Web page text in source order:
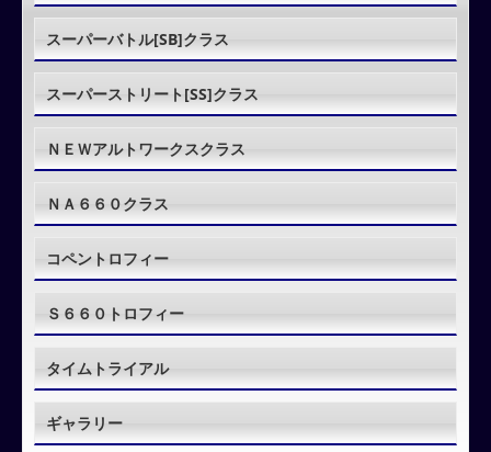
スーパーバトル[SB]クラス
スーパーストリート[SS]クラス
ＮＥＷアルトワークスクラス
ＮＡ６６０クラス
コペントロフィー
Ｓ６６０トロフィー
タイムトライアル
ギャラリー